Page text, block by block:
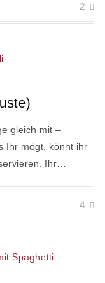
2
gleich mit –
Ihr mögt, könnt ihr
Ihr…
4